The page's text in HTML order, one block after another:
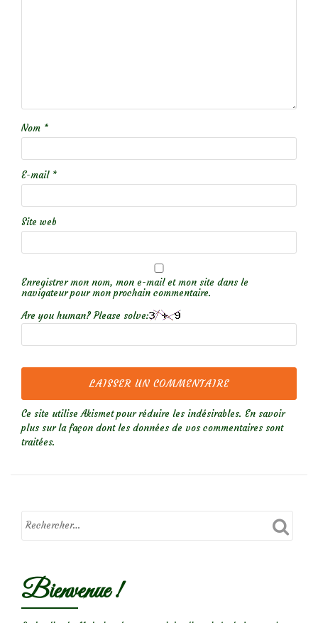
Nom *
E-mail *
Site web
Enregistrer mon nom, mon e-mail et mon site dans le
navigateur pour mon prochain commentaire.
Are you human? Please solve:
Ce site utilise Akismet pour réduire les indésirables. En savoir
plus sur la façon dont les données de vos commentaires sont
traitées.
Bienvenue !